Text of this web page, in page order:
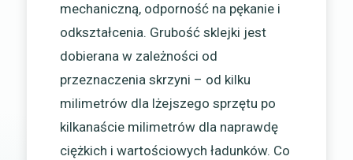
mechaniczną, odporność na pękanie i
odkształcenia. Grubość sklejki jest
dobierana w zależności od
przeznaczenia skrzyni – od kilku
milimetrów dla lżejszego sprzętu po
kilkanaście milimetrów dla naprawdę
ciężkich i wartościowych ładunków. Co